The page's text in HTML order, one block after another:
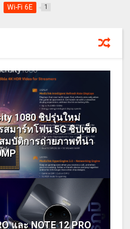
Wi-Fi 6E 1
1080 ชิปรุ่นใหม่
สมาร์ทโฟน 5G ชิปเซ็ต
มบัติการถ่ายภาพที่น่า
และ NOTE 12 PRO